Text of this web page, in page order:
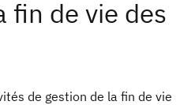
de gestion de la fin de vie